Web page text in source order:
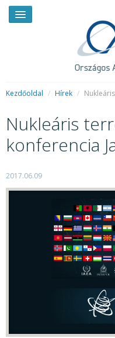
HÍREK
RENDKÍVÜLI HÍREK
HIRDETMÉNYEK
BEMUTATKOZÁS
FELADATOK
KÖZÉRDEKŰ ADATOK
JOGI SZABÁLYOZÁS,
KIADVÁNYOK,
NYOMTATVÁNYOK,
Kezdőoldal / Hírek /
Nukleáris
konferencia
2017.06.09